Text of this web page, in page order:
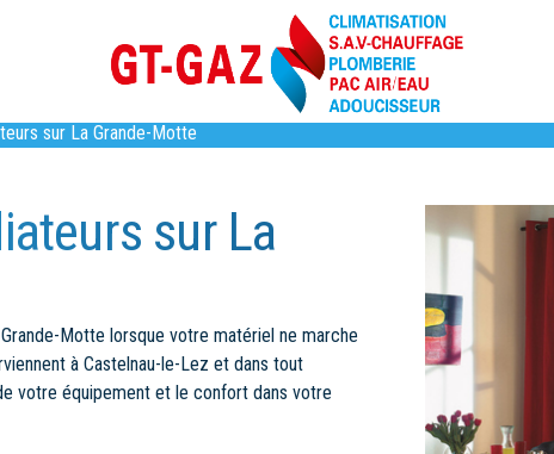
sur La Grande-Motte
sur La
Motte lorsque votre matériel ne marche
à Castelnau-le-Lez et dans tout
votre équipement et le confort dans votre